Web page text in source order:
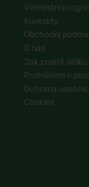
Věrnostní
Kontakty
Obchodní
O nás
Jak změřit délku
Prohlášení o
Ochrana
Cookies